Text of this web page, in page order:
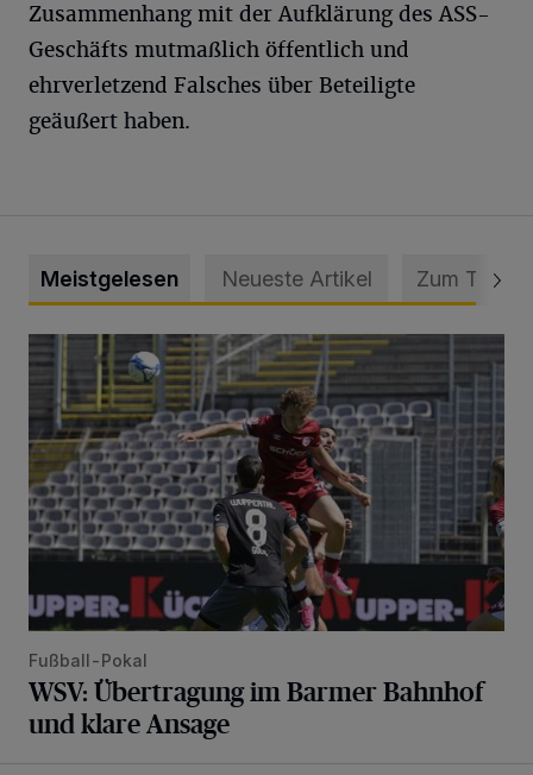
Zusammenhang mit der Aufklärung des ASS-
Geschäfts mutmaßlich öffentlich und
ehrverletzend Falsches über Beteiligte
geäußert haben.
Meistgelesen Neueste Artikel Zum Thema
WSV: Übertragung im Barmer Bahnhof und klare Ansage
Fußball-Pokal
WSV: Übertragung im Barmer Bahnhof
und klare Ansage